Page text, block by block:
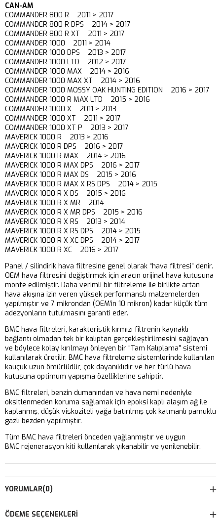
CAN-AM
COMMANDER 800 R 2011 > 2017
COMMANDER 800 R DPS 2014 > 2017
COMMANDER 800 R XT 2011 > 2017
COMMANDER 1000 2011 > 2014
COMMANDER 1000 DPS 2013 > 2017
COMMANDER 1000 LTD 2012 > 2017
COMMANDER 1000 MAX 2014 > 2016
COMMANDER 1000 MAX XT 2014 > 2016
COMMANDER 1000 MOSSY OAK HUNTING EDITION 2016 > 2017
COMMANDER 1000 R MAX LTD 2015 > 2016
COMMANDER 1000 X 2011 > 2013
COMMANDER 1000 XT 2011 > 2017
COMMANDER 1000 XT P 2013 > 2017
MAVERICK 1000 R 2013 > 2016
MAVERICK 1000 R DPS 2016 > 2017
MAVERICK 1000 R MAX 2014 > 2016
MAVERICK 1000 R MAX DPS 2016 > 2017
MAVERICK 1000 R MAX DS 2015 > 2016
MAVERICK 1000 R MAX X RS DPS 2014 > 2015
MAVERICK 1000 R X DS 2015 > 2016
MAVERICK 1000 R X MR 2014
MAVERICK 1000 R X MR DPS 2015 > 2016
MAVERICK 1000 R X RS 2013 > 2014
MAVERICK 1000 R X RS DPS 2014 > 2015
MAVERICK 1000 R X XC DPS 2014 > 2017
MAVERICK 1000 R XC 2016 > 2017
Panel / silindirik hava filtresine genel olarak “hava filtresi” denir.
OEM hava filtresini değiştirmek için aracın orijinal hava kutusuna
monte edilmiştir. Daha verimli bir filtreleme ile birlikte artan
hava akışına izin veren yüksek performanslı malzemelerden
yapılmıştır ve 7 mikrondan (OEM’in 10 mikron) kadar küçük tüm
adezyonların tutulmasını garanti eder.
BMC hava filtreleri, karakteristik kırmızı filtrenin kaynaklı
bağlantı olmadan tek bir kalıptan gerçekleştirilmesini sağlayan
ve böylece kolay kırılmayı önleyen bir “Tam Kalıplama” sistemi
kullanılarak üretilir. BMC hava filtreleme sistemlerinde kullanılan
kauçuk uzun ömürlüdür, çok dayanıklıdır ve her türlü hava
kutusuna optimum yapışma özelliklerine sahiptir.
BMC filtreleri, benzin dumanından ve hava nemi nedeniyle
oksitlenmeden koruma sağlamak için epoksi kaplı alaşım ağ ile
kaplanmış, düşük viskoziteli yağa batırılmış çok katmanlı pamuklu
gazlı bezden yapılmıştır.
Tüm BMC hava filtreleri önceden yağlanmıştır ve uygun
BMC rejenerasyon kiti kullanılarak yıkanabilir ve yenilenebilir.
YORUMLAR(0)
ÖDEME SEÇENEKLERI